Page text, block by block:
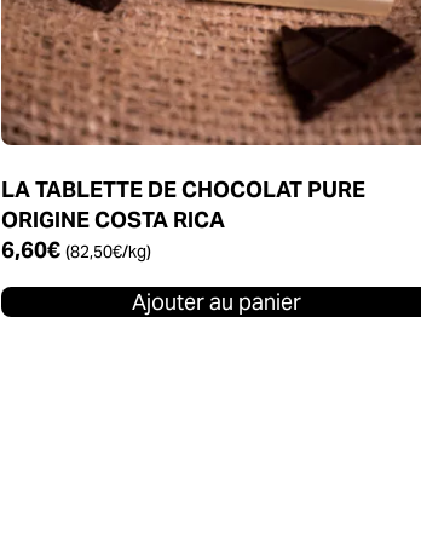
LA TABLETTE DE CHOCOLAT PURE
ORIGINE COSTA RICA
6,60€ (82,50€/kg)
Ajouter au panier